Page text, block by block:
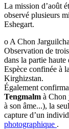
La mission d’août
observé plusieurs
Eshegart.
o A Chon
Observation de trois
dans la partie
Espèce confinée à
Kirghizstan.
Également
Tengmalm à Chon
à son âme...), la
capture d’un
photographique .